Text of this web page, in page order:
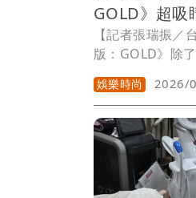
GOLD》超吸
【記者張瑞振／
版：GOLD》除
片找來出演的聲
含又唱又演、角
Love初戀》魅力
模特兒、演員兼
及活躍電影、影
有搞笑藝人小林
大路欣也。
娛樂時尚 2026/